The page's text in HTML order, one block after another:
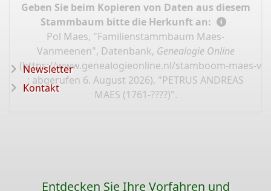
Geben Sie beim Kopieren von Daten aus diesem
Stammbaum bitte die Herkunft an:
Pol Maes, "Familienstammbaum Maes-
Vanmeenen", Datenbank, Genealogie Online
(https://www.genealogieonline.nl/stamboom-maes-
: abgerufen 6. August 2026), "PETRUS ANDREAS
MAES (1761-????)".
Newsletter
Kontakt
Entdecken Sie Ihre Vorfahren und